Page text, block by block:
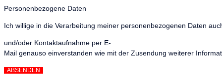
Personenbezogene Daten
Ich willige in die Verarbeitung meiner personenbezogenen Daten
und/oder Kontaktaufnahme per E-
Mail genauso einverstanden wie mit der Zusendung weiterer